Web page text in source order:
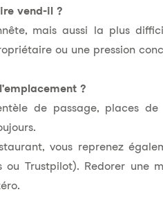
vend-il ?
mais aussi la plus
ou une pression
?
de passage, places
vous reprenez
ou Trustpilot). Redorer une